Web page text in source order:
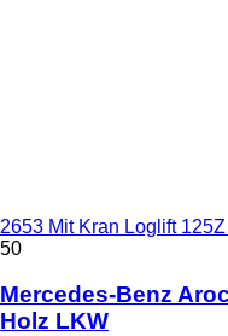
2653 Mit Kran Loglift
50
Mercedes-Benz
Holz LKW